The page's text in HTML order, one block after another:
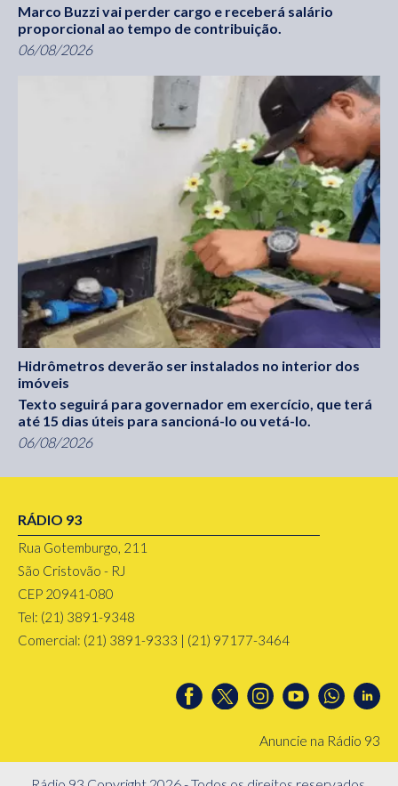
Marco Buzzi vai perder cargo e receberá salário
proporcional ao tempo de contribuição.
06/08/2026
Hidrômetros deverão ser instalados no interior dos
imóveis
Texto seguirá para governador em exercício, que terá
até 15 dias úteis para sancioná-lo ou vetá-lo.
06/08/2026
RÁDIO 93
Rua Gotemburgo, 211
São Cristovão - RJ
CEP 20941-080
Tel: (21) 3891-9348
Comercial: (21) 3891-9333 | (21) 97177-3464
Anuncie na Rádio 93